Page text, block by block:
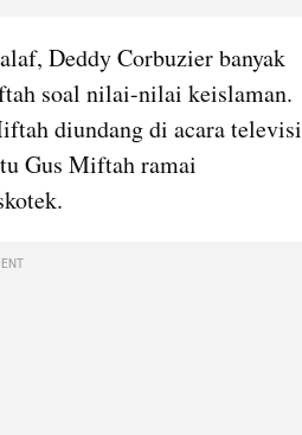
Deddy Corbuzier banyak
soal nilai-nilai keislaman.
diundang di acara televisi
Gus Miftah ramai